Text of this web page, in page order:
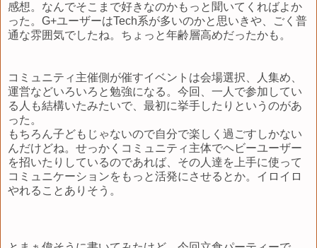
感想。なんでそこまで好きなのかもっと聞いてくればよか
った。G+ユーザーはTech系が多いのかと思いきや、ごく普
通な雰囲気でしたね。ちょっと年齢層高めだったかも。
コミュニティ主催側が催すイベントは会場選択、人集め、
運営などいろいろと勉強になる。今回、一人で参加してい
る人も結構いたみたいで、最初に挙手したりというのがあ
った。
もちろん子どもじゃないので自分で楽しく過ごすしかない
んだけどね。せっかくコミュニティ主体でヘビーユーザー
を招いたりしているのであれば、その人達を上手に使って
コミュニケーションをもっと活発にさせるとか。イロイロ
やれることありそう。